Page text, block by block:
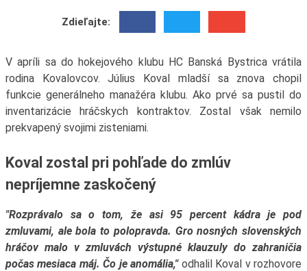
Zdieľajte:
V apríli sa do hokejového klubu HC Banská Bystrica vrátila
rodina Kovalovcov. Július Koval mladší sa znova chopil
funkcie generálneho manažéra klubu. Ako prvé sa pustil do
inventarizácie hráčskych kontraktov. Zostal však nemilo
prekvapený svojimi zisteniami.
Koval zostal pri pohľade do zmlúv
nepríjemne zaskočený
"Rozprávalo sa o tom, že asi 95 percent kádra je pod
zmluvami, ale bola to polopravda. Gro nosných slovenských
hráčov malo v zmluvách výstupné klauzuly do zahraničia
počas mesiaca máj. Čo je anomália,"odhalil Koval v rozhovore